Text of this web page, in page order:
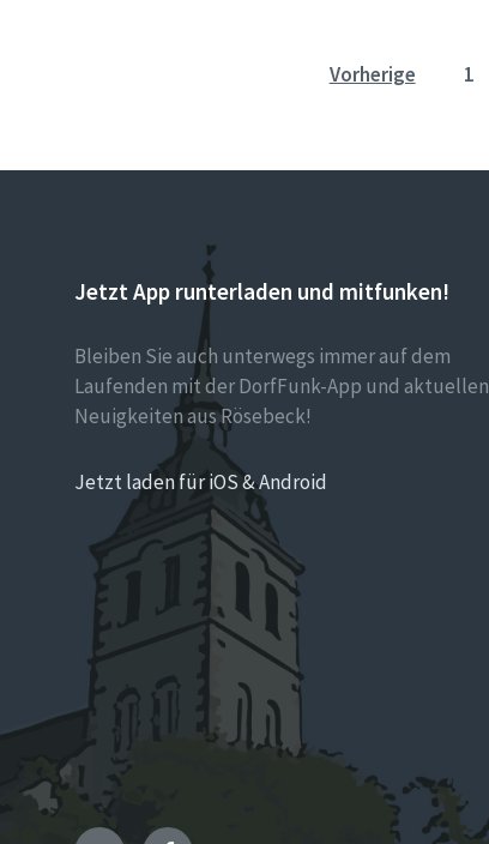
Seitennummerierung
Beiträge
Vorherige 1
Jetzt App runterladen und mitfunken!
Bleiben Sie auch unterwegs immer auf dem
Laufenden mit der DorfFunk-App und aktuellen
Neuigkeiten aus Rösebeck!
Jetzt laden für iOS & Android